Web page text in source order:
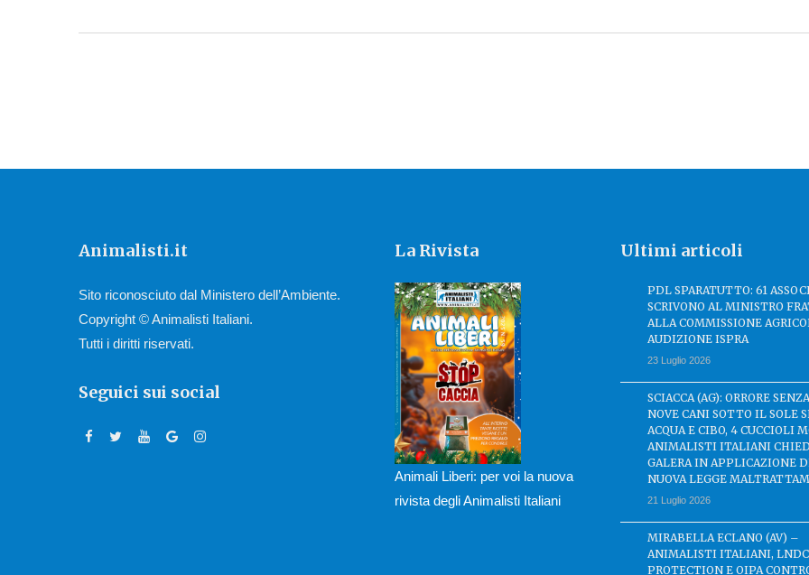
Animalisti.it
Sito riconosciuto dal Ministero dell’Ambiente.
Copyright © Animalisti Italiani.
Tutti i diritti riservati.
Seguici sui social
La Rivista
Animali Liberi: per voi la nuova
rivista degli Animalisti Italiani
Ultimi articoli
PDL SPARATUTTO: 61
SCRIVONO AL MINISTRO
ALLA COMMISSIONE
AUDIZIONE ISPRA
23 Luglio 2026
SCIACCA (AG): ORRORE
NOVE CANI SOTTO IL SOLE
ACQUA E CIBO, 4 CUCCIOLI
ANIMALISTI ITALIANI
GALERA IN APPLICAZIONE
NUOVA LEGGE
21 Luglio 2026
MIRABELLA ECLANO (AV) –
ANIMALISTI ITALIANI,
PROTECTION E OIPA